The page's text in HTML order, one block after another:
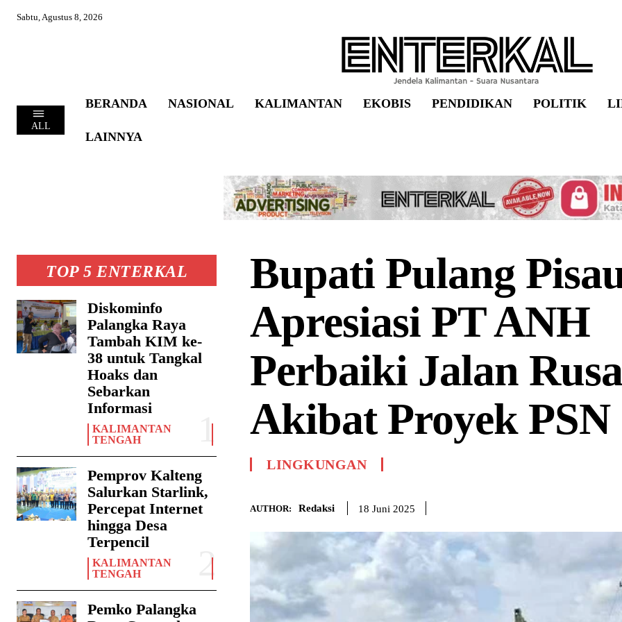
Sabtu, Agustus 8, 2026
ALL
BERANDA NASIONAL KALIMANTAN EKOBIS PENDIDIKAN POLITIK
LAINNYA
TOP 5 ENTERKAL
Diskominfo
Palangka Raya
Tambah KIM ke-
38 untuk Tangkal
Hoaks dan
Sebarkan
Informasi
KALIMANTAN
TENGAH
Pemprov Kalteng
Salurkan Starlink,
Percepat Internet
hingga Desa
Terpencil
KALIMANTAN
TENGAH
Pemko Palangka
Bupati Pulang
Apresiasi PT ANH
Perbaiki Jalan
Akibat Proyek PSN
LINGKUNGAN
AUTHOR: Redaksi 18 Juni 2025